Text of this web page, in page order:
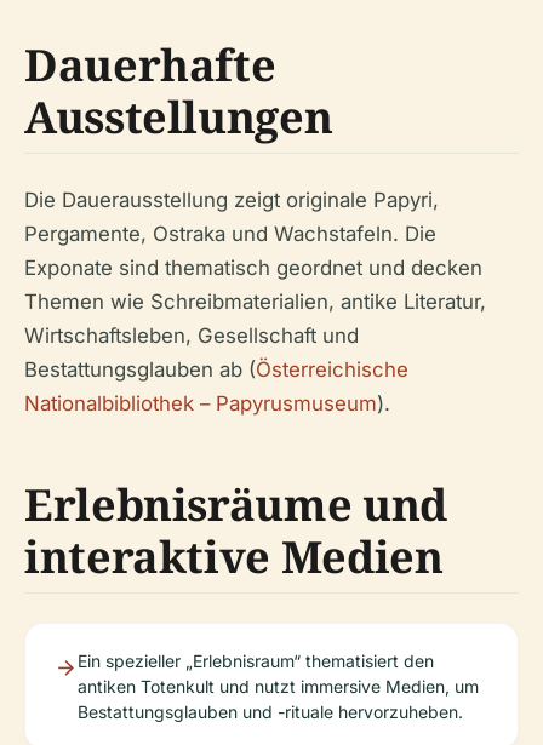
Dauerhafte
Ausstellungen
Die Dauerausstellung zeigt originale Papyri,
Pergamente, Ostraka und Wachstafeln. Die
Exponate sind thematisch geordnet und decken
Themen wie Schreibmaterialien, antike Literatur,
Wirtschaftsleben, Gesellschaft und
Bestattungsglauben ab (Österreichische
Nationalbibliothek – Papyrusmuseum).
Erlebnisräume und
interaktive Medien
Ein spezieller „Erlebnisraum“ thematisiert den
antiken Totenkult und nutzt immersive Medien, um
Bestattungsglauben und -rituale hervorzuheben.